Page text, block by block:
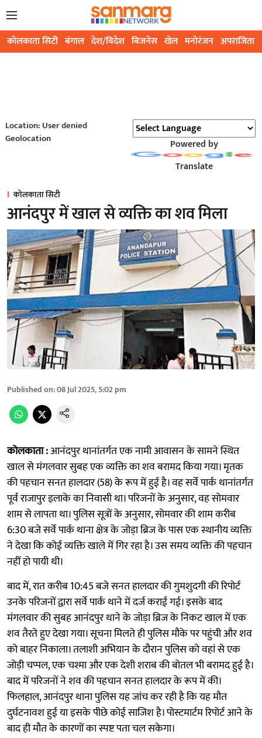
कोलकाता सिटी बंगाल देश/विदेश बिजनेस खेल मनोरंजन अपराजिता
Location: User denied
Geolocation
Powered by
Translate
कोलकाता सिटी
आनंदपुर में खाल से व्यक्ति का शव मिला
Published on:08 Jul 2025, 5:02 pm
कोलकाता :आनंदपुर थानांतर्गत एक नामी आवासन के सामने स्थित
खाल से मंगलवार सुबह एक व्यक्ति का शव बरामद किया गया। मृतक
की पहचान सनत हालदार (58) के रूप में हुई है। वह सर्वे पार्क थानांतर्गत
पूर्व राजापुर इलाके का निवासी था। परिजनों के अनुसार, वह सोमवार
शाम से लापता था। पुलिस सूत्रों के अनुसार, सोमवार की शाम करीब
6:30 बजे सर्वे पार्क थाना क्षेत्र के जोड़ा ब्रिज के पास एक स्थानीय व्यक्ति
ने देखा कि कोई व्यक्ति खाले में गिर रहा है। उस समय व्यक्ति की पहचान
नहीं हो पायी थी।
बाद में, रात करीब 10:45 बजे सनत हालदार की गुमशुदगी की रिपोर्ट
उनके परिजनों द्वारा सर्वे पार्क थाने में दर्ज कराई गई। इसके बाद
मंगलवार की सुबह आनंदपुर थाने के जोड़ा ब्रिज के निकट खाल में एक
शव तैरते हुए देखा गया। सूचना मिलते ही पुलिस मौके पर पहुंची और शव
को बाहर निकाला। तलाशी अभियान के दौरान पुलिस को वहां से एक
जोड़ी चप्पल, एक चश्मा और एक देशी शराब की बोतल भी बरामद हुई है।
बाद में परिजनों ने शव की पहचान सनत हालदार के रूप में की।
फिलहाल, आनंदपुर थाना पुलिस यह जांच कर रही है कि यह मौत
दुर्घटनावश हुई या इसके पीछे कोई साजिश है। पोस्टमार्टम रिपोर्ट आने के
बाद ही मौत के कारणों का स्पष्ट पता चल सकेगा।